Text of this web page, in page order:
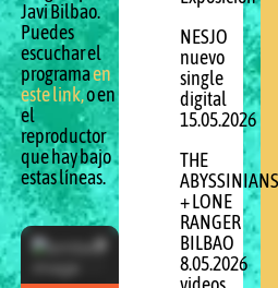
Javi Bilbao.
Puedes
escuchar el
programaen
este link,o en
el
reproductor
que hay bajo
estas líneas.
NESJO
nuevo
single
digital
15.05.2026
THE
ABYSSINIANS
+ LONE
RANGER
BILBAO
8.05.2026